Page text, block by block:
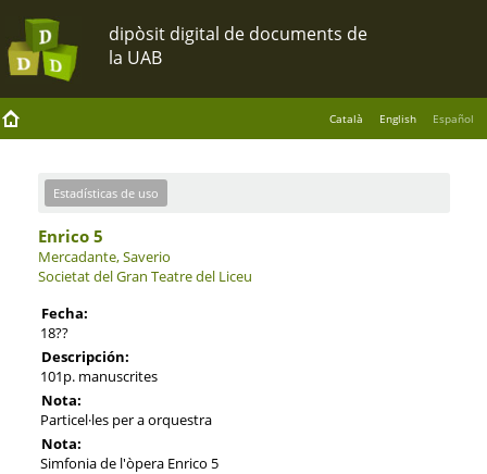
Català English Español
Estadísticas de uso
Enrico 5
Mercadante, Saverio
Societat del Gran Teatre del Liceu
Fecha:
18??
Descripción:
101p. manuscrites
Nota:
Particel·les per a orquestra
Nota:
Simfonia de l'òpera Enrico 5